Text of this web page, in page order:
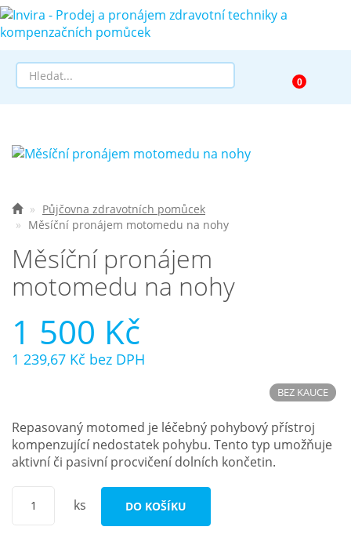
Půjčovna
Pomůcky dle diagnózy
Výprodej
Doprava a služby
O nás
Kontakt
Půjčovna zdravotních pomůcek
Měsíční pronájem motomedu na nohy
Měsíční pronájem
motomedu na nohy
1 500 Kč
1 239,67 Kč bez DPH
BEZ KAUCE
Repasovaný motomed je léčebný pohybový přístroj
kompenzující nedostatek pohybu. Tento typ umožňuje
aktivní či pasivní procvičení dolních končetin.
ks DO KOŠÍKU